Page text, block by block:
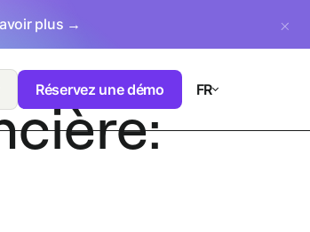
plus →
Réservez une démo FR